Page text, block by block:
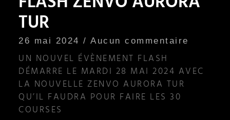
TUR
26 mai 2024 Aucun commentaire
UN NOUVEL ÉVÈNEMENT FLASH
DÉMARRE LE MARDI 28 MAI 2024 AVEC
LA NOUVELLE ZENVO AURORA TUR
QU’IL FAUDRA POUR FAIRE LES 30
COURSES